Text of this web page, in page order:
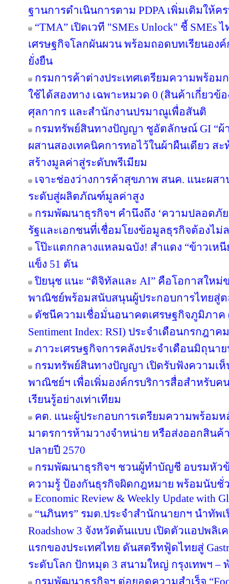
ฐานการดำเนินการตาม PDPA เพิ่มเติมให้ค
“TMA” เปิดเวที "SMEs Unlock" ชี้ SMEs
เศรษฐกิจโลกผันผวน พร้อมถอดบทเรียนอง
ยั่งยืน
กรมการค้าต่างประเทศเตรียมความพร้อ
ใช้ได้สองทาง เฉพาะหมวด 0 (สินค้าเกี่ยวข้
ศุลกากร และสำนักงานปรมาณูเพื่อสันติ
กรมทรัพย์สินทางปัญญา ชูอัตลักษณ์ GI “ผ้
ผสานสองเทคนิคการทอไว้ในผ้าผืนเดียว
สร้างมูลค่าสู่ระดับพรีเมียม
เจาะช่องว่างการค้าสุขภาพ สนค. แนะผส
ระดับสู่ผลิตภัณฑ์มูลค่าสูง
กรมพัฒนาธุรกิจฯ คำนึงถึง ‘ความปลอดภั
รัฐและเอกชนที่เชื่อมโยงข้อมูลธุรกิจต้องไ
โป๊ะแตกกลางแหลมฉบัง! สำแดง “ข้าวเห
แข็ง 51 ตัน
ปิยนุช แนะ “ดิจิทัลและ AI” คือโอกาสใหม่
พาณิชย์พร้อมสนับสนุนผู้ประกอบการไทยสู่
ดัชนีความเชื่อมั่นอนาคตเศรษฐกิจภูมิภาค
Sentiment Index: RSI) ประจำเดือนกรกฎาค
ภาวะเศรษฐกิจการคลังประจำเดือนมิถุนาย
กรมทรัพย์สินทางปัญญา เปิดรับฟังความเห็
พาณิชย์ฯ เพื่อเพิ่มองค์กรบริการสื่อสำหรับค
เรียนรู้อย่างเท่าเทียม
คต. แนะผู้ประกอบการเตรียมความพร้อมห
มาตรการห้ามวางจำหน่าย หรือส่งออกสินค้
ปลายปี 2570
กรมพัฒนาธุรกิจฯ ชวนผู้ทำบัญชี อบรมหัวข้
ความรู้ ป้องกันธุรกิจผิดกฎหมาย พร้อมนับชั่ว
Economic Review & Weekly Update with
“นภินทร” รมต.ประจำสำนักนายกฯ นำทัพเปิ
Roadshow 3 จังหวัดต้นแบบ เปิดตัวแอปพลิเค
แรกของประเทศไทย ดันสตรีทฟู้ดไทยสู่
ระดับโลก ปักหมุด 3 สนามใหญ่ กรุงเทพฯ –
กรมพัฒนาธุรกิจฯ ต่อยอดความสำเร็จ